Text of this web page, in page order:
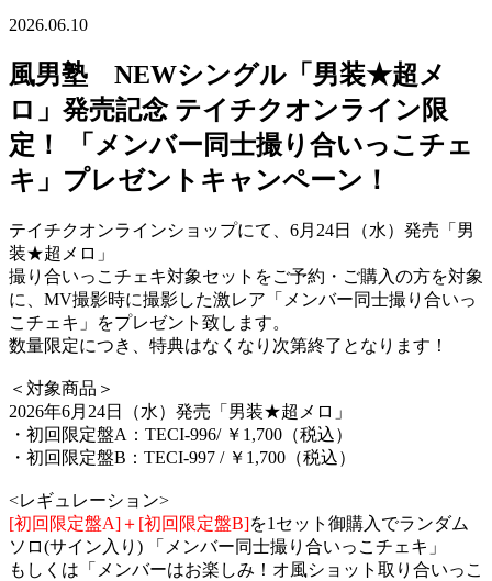
2026.06.10
風男塾 NEWシングル「男装★超メ
ロ」発売記念 テイチクオンライン限
定！ 「メンバー同士撮り合いっこチェ
キ」プレゼントキャンペーン！
テイチクオンラインショップにて、6月24日（水）発売「男
装★超メロ」
撮り合いっこチェキ対象セットをご予約・ご購入の方を対象
に、MV撮影時に撮影した激レア「メンバー同士撮り合いっ
こチェキ」をプレゼント致します。
数量限定につき、特典はなくなり次第終了となります！
＜対象商品＞
2026年6月24日（水）発売「男装★超メロ」
・初回限定盤A：TECI-996/ ￥1,700（税込）
・初回限定盤B：TECI-997 / ￥1,700（税込）
<レギュレーション>
[初回限定盤A]＋[初回限定盤B]を1セット御購入でランダム
ソロ(サイン入り) 「メンバー同士撮り合いっこチェキ」
もしくは「メンバーはお楽しみ！オ風ショット取り合いっこ